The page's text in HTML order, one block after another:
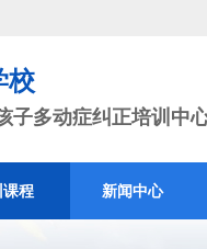
校
子多动症纠正培训中
课程 新闻中心